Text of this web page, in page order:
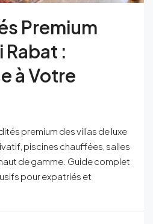
Premium
Rabat :
à Votre
premium des villas de luxe
piscines chauffées, salles
de gamme. Guide complet
pour expatriés et